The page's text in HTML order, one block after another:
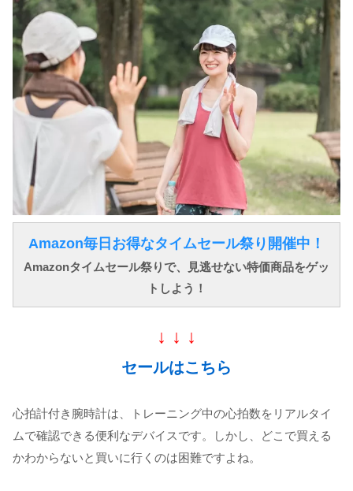
Amazon毎日お得なタイムセール祭り開催中！
Amazonタイムセール祭りで、見逃せない特価商品をゲッ
トしよう！
↓ ↓ ↓
セールはこちら
心拍計付き腕時計は、トレーニング中の心拍数をリアルタイ
ムで確認できる便利なデバイスです。しかし、どこで買える
かわからないと買いに行くのは困難ですよね。